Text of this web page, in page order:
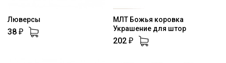
Люверсы
38 ₽
МЛТ Божья коровка
Украшение для штор
202 ₽